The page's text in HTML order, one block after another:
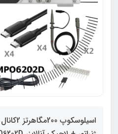
اسیلوسکوپ